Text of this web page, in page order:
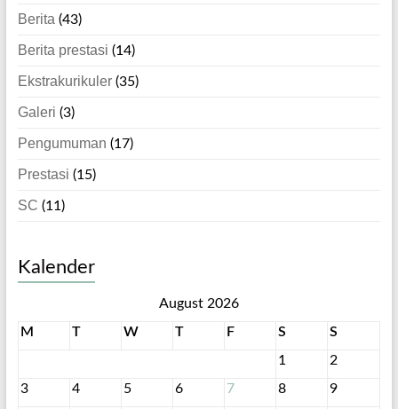
Berita (43)
Berita prestasi (14)
Ekstrakurikuler(35)
Galeri (3)
Pengumuman (17)
Prestasi (15)
SC (11)
Kalender
August 2026
M
T W T F S
S
1
2
3
4 5 6 7 8
9